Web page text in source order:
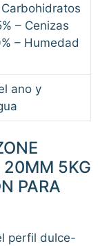
– Cenizas
– Humedad
ano y
20MM 5KG
PARA
perfil dulce-